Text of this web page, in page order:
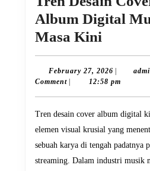
Album Digital
Masa Kini
Desain
Cover
Album
Digital
Musik
Masa
Kini
February 27, 2026 February
27,
Comment
12:58 pm
Tren desain cover album digital kini menjadi
elemen visual krusial yang
sebuah karya di tengah padatnya
streaming. Dalam industri musik